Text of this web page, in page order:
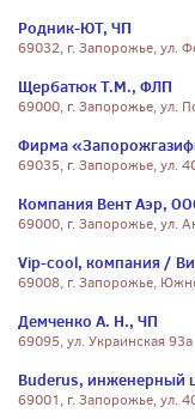
Родник-ЮТ, ЧП
69032, г. Запорожье, ул.
Щербатюк Т.М., ФЛП
69000, г. Запорожье, ул.
Фирма
69035, г. Запорожье, ул.
Компания Вент Аэр,
69000, г. Запорожье, ул.
Vip-cool, компания /
69008, г. Запорожье,
Демченко А. Н., ЧП
69095, ул. Украинская 93а
Buderus, инженерный
69001, г. Запорожье, ул.